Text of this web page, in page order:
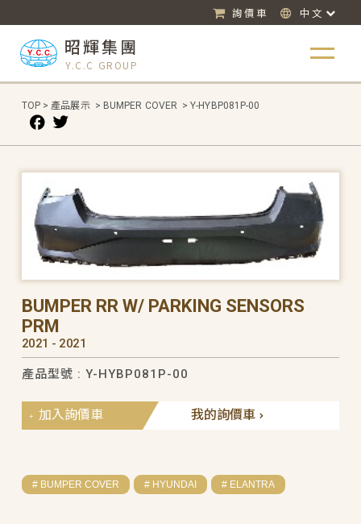
詢價車 中文
昭輝集團
Y.C.C GROUP
TOP > 產品展示 > BUMPER COVER > Y-HYBP081P-00
BUMPER RR W/ PARKING SENSORS
PRM
2021 - 2021
產品型號 : Y-HYBP081P-00
我的詢價車
加入詢價車
# BUMPER COVER # HYUNDAI # ELANTRA